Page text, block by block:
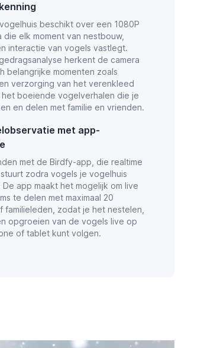
beschikt over een 1080P
die elk moment van nestbouw,
interactie van vogels vastlegt.
herkent de camera
belangrijke momenten zoals
verzorging van het verenkleed
boeiende vogelverhalen die je
en delen met familie en vrienden.
met app-
met de Birdfy-app, die realtime
zodra vogels je vogelhuis
app maakt het mogelijk om live
te delen met maximaal 20
familieleden, zodat je het nestelen,
opgroeien van de vogels live op
of tablet kunt volgen.